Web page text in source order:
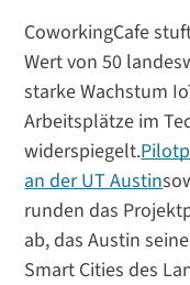
CoworkingCafe
Wert von 50
starke Wachstum
Arbeitsplätze im
widerspiegelt.
an der UT Austin
runden das
ab, das Austin
Smart Cities des